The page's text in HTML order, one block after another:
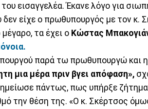
εισαγγελέα. Έκανε λόγο για
δεν είχε ο πρωθυπουργός με τον κ.
μέγαρο, τα έχει ο Κώστας
παρά τω πρωθυπουργώ και
μια μέρα πριν βγει απόφαση»,
πάντως, πως υπήρξε ζήτημα
την θέση της. «Ο κ. Σκέρτσος